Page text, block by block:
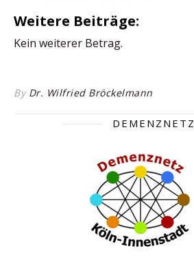
Weitere Beiträge:
Kein weiterer Betrag.
By Dr. Wilfried Bröckelmann
DEMENZNETZ